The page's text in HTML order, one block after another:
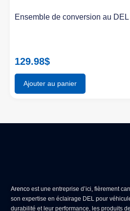
Ensemble de conversion au
129.98$
Ajouter au panier
Arenco est une entreprise d’ici, fièrement
son expertise enéclairage DEL pour
durabilité et leur performance, les produits